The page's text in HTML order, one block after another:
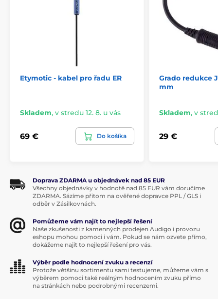
Etymotic - kabel pro řadu ER
Skladem, v stredu 12. 8. u vás
69 € Do košíka
Grado redukce
mm
Skladem, v
29 €
Doprava ZDARMA u objednávek nad 85 EUR
Všechny objednávky v hodnotě nad 85 EUR vám doručíme
ZDARMA. Sázíme přitom na ověřené dopravce PPL / GLS i
odběr v Zásilkovnách.
Pomůžeme vám najít to nejlepší řešení
Naše zkušenosti z kamenných prodejen Audigo i provozu
eshopu mohou pomoci i vám. Pokud se nám ozvete přímo,
dokážeme najít to nejlepší řešení pro vás.
Výběr podle hodnocení zvuku a recenzí
Protože většinu sortimentu sami testujeme, můžeme vám s
výběrem pomoci také reálným hodnocením zvuku přímo
na stránkách nebo podrobnými recenzemi.